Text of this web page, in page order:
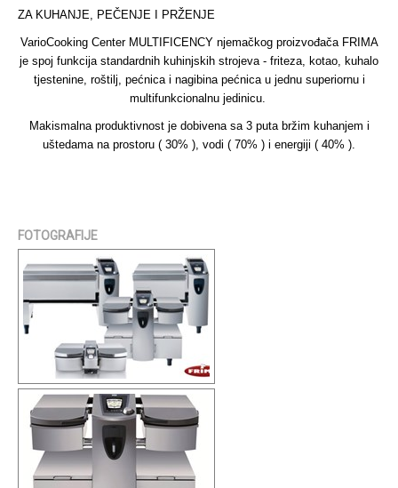
ZA KUHANJE, PEČENJE I PRŽENJE
VarioCooking Center MULTIFICENCY njemačkog proizvođača FRIMA
je spoj funkcija standardnih kuhinjskih strojeva - friteza, kotao, kuhalo
tjestenine, roštilj, pećnica i nagibina pećnica u jednu superiornu i
multifunkcionalnu jedinicu.
Makismalna produktivnost je dobivena sa 3 puta bržim kuhanjem i
uštedama na prostoru ( 30% ), vodi ( 70% ) i energiji ( 40% ).
FOTOGRAFIJE